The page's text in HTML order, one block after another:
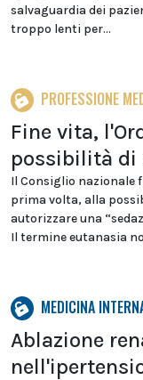
salvaguardia dei
troppo lenti per...
PROFESSIONE
Fine vita,
possibilità di
Il Consiglio nazionale
prima volta, alla
autorizzare una
Il termine eutanasia
MEDICINA
Ablazione